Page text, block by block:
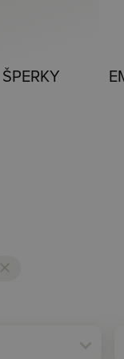
ŠPERKY
clear
expand_more